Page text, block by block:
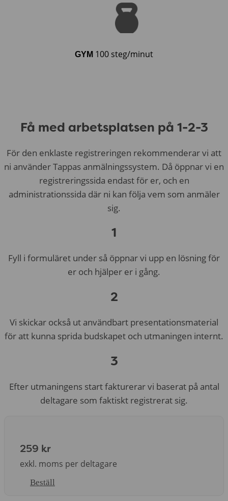
GYM 100 steg/minut
Få med arbetsplatsen på 1-2-3
För den enklaste registreringen rekommenderar vi att
ni använder Tappas anmälningssystem. Då öppnar vi en
registreringssida endast för er, och en
administrationssida där ni kan följa vem som anmäler
sig.
1
Fyll i formuläret under så öppnar vi upp en lösning för
er och hjälper er i gång.
2
Vi skickar också ut användbart presentationsmaterial
för att kunna sprida budskapet och utmaningen internt.
3
Efter utmaningens start fakturerar vi baserat på antal
deltagare som faktiskt registrerat sig.
259 kr
exkl. moms per deltagare
Beställ